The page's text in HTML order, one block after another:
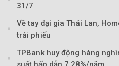
31/7
Về tay đại gia Thái Lan,
trái phiếu
TPBank huy động hàng